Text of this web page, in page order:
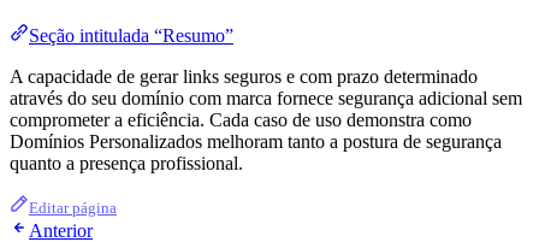
Seção intitulada “Resumo”
A capacidade de gerar links seguros e com prazo determinado
através do seu domínio com marca fornece segurança adicional sem
comprometer a eficiência. Cada caso de uso demonstra como
Domínios Personalizados melhoram tanto a postura de segurança
quanto a presença profissional.
Editar página
Anterior